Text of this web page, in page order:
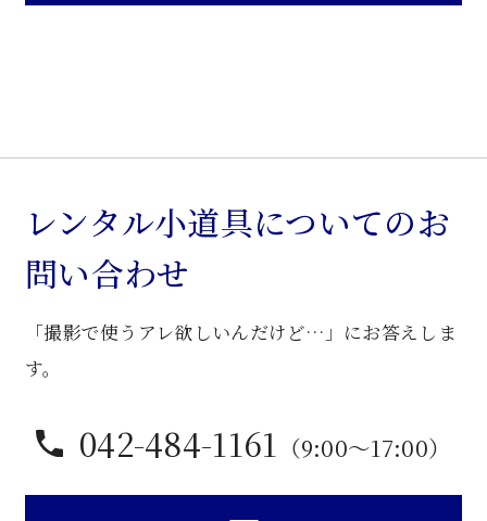
ッ
ト
マ
チ
個
レンタル小道具についてのお
問い合わせ
「撮影で使うアレ欲しいんだけど…」にお答えしま
す。
042-484-1161 （9:00〜17:00）